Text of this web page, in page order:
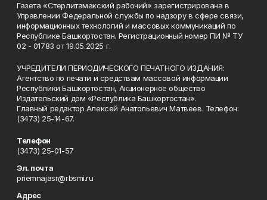
Газета «Стерлитамакский рабочий» зарегистрирована в
Управлении Федеральной службы по надзору в сфере связи,
информационных технологий и массовых коммуникаций по
Республике Башкортостан. Регистрационный номер ПИ № ТУ
02 - 01783 от 19.05.2025 г.
УЧРЕДИТЕЛИ ПЕРИОДИЧЕСКОГО ПЕЧАТНОГО ИЗДАНИЯ:
Агентство по печати и средствам массовой информации
Республики Башкортостан, Акционерное общество
Издательский дом «Республика Башкортостан».
Главный редактор Алексей Анатольевич Матвеев. Телефон:
(3473) 25-14-67.
Телефон
(3473) 25-01-57
Эл. почта
priemnajasr@rbsmi.ru
Адрес